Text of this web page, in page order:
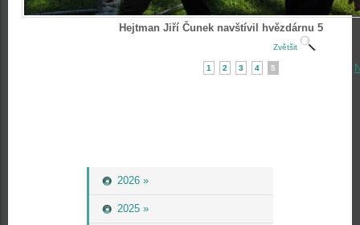
2026 »
2025 »
Hejtman Jiří Čunek navštívil hvězdárnu 5
Zvětšit
1 2 3 4 5